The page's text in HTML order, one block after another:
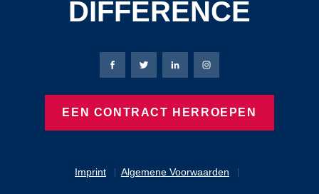
DIFFERENCE
Imprint Algemene Voorwaarden
Bierbaum-Proenen Facebook-pagina
Bierbaum-Proenen X-pagina
Bierbaum-Proenen
Bierbaum-Proenen
EEN CONTRACT HERROEPEN